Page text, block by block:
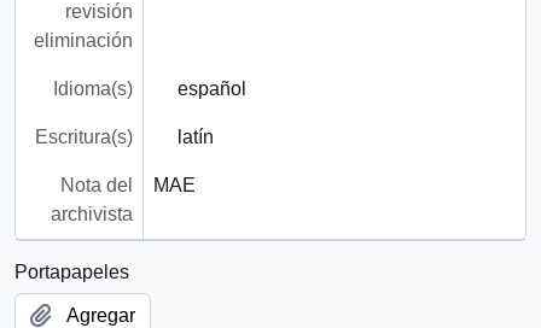
revisión
eliminación
Idioma(s) español
Escritura(s) latín
Nota del
archivista
MAE
Portapapeles
Agregar